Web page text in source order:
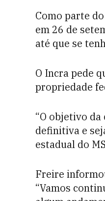
Como parte
em 26 de
até que se
O Incra pede
propriedade
“O objetivo
definitiva e
estadual do
Freire
“Vamos